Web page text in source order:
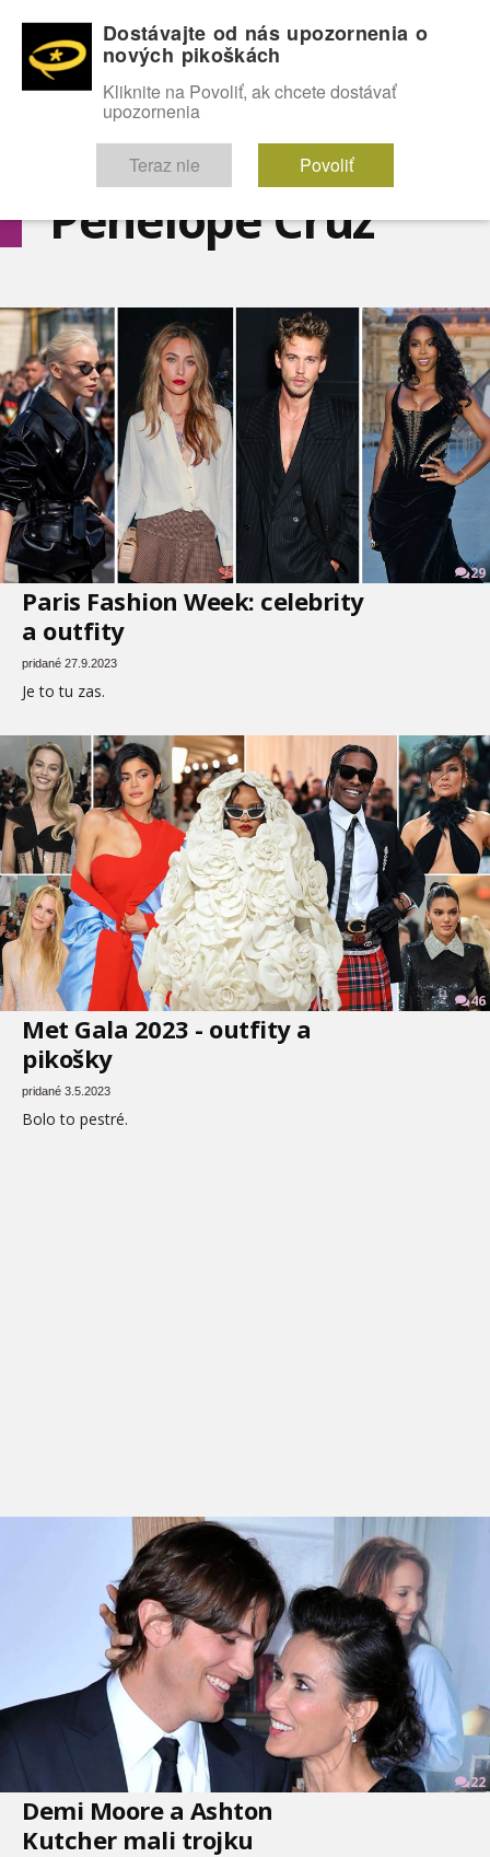
OMG! SEXICE
Penelope Cruz
29
Paris Fashion Week: celebrity
a outfity
pridané 27.9.2023
Je to tu zas.
46
Met Gala 2023 - outfity a
pikošky
pridané 3.5.2023
Bolo to pestré.
22
Demi Moore a Ashton
Kutcher mali trojku
Dostávajte od nás upozornenia o
nových pikoškách
Kliknite na Povoliť, ak chcete dostávať
upozornenia
Teraz nie Povoliť